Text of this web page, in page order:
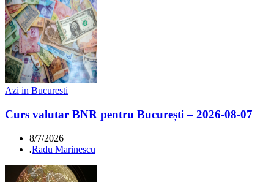
Azi in Bucuresti
Curs valutar BNR pentru București – 2026-08-07
8/7/2026
.Radu Marinescu